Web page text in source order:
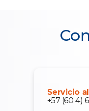
Servicio
+57 (60 4)